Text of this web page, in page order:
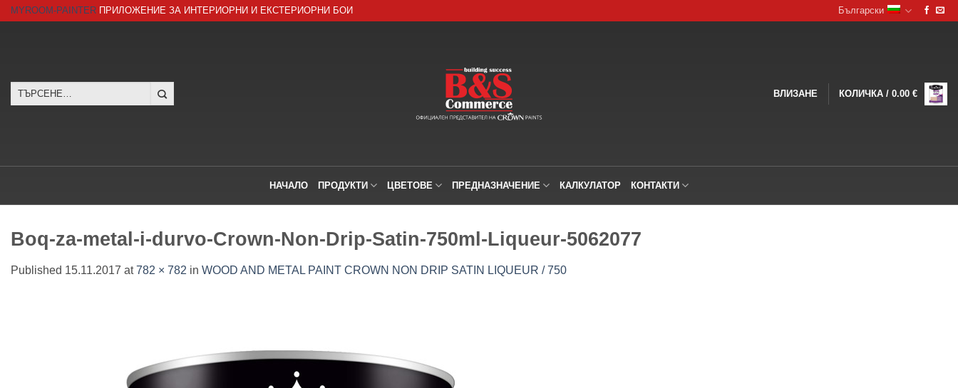
SkipMYROOM-PAINTER ПРИЛОЖЕНИЕ ЗА ИНТЕРИОРНИ И ЕКСТЕРИОРНИ БОИ Български
Търсене
ВЛИЗАНЕ КОЛИЧКА / 0.00 €
НАЧАЛО ПРОДУКТИ ЦВЕТОВЕ ПРЕДНАЗНАЧЕНИЕ КАЛКУЛАТОР КОНТАКТИ
Boq-za-metal-i-durvo-Crown-Non-Drip-Satin-750ml-Liqueur-5062077
Published 15.11.2017 at782 × 782 in WOOD AND METAL PAINT CROWN NON DRIP SATIN LIQUEUR / 750